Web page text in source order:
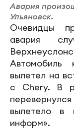
Авария
Ульяновск.
Очевидцы
авария
Автомобиль
вылетел на
с Chery. В
вылетело в
информ».